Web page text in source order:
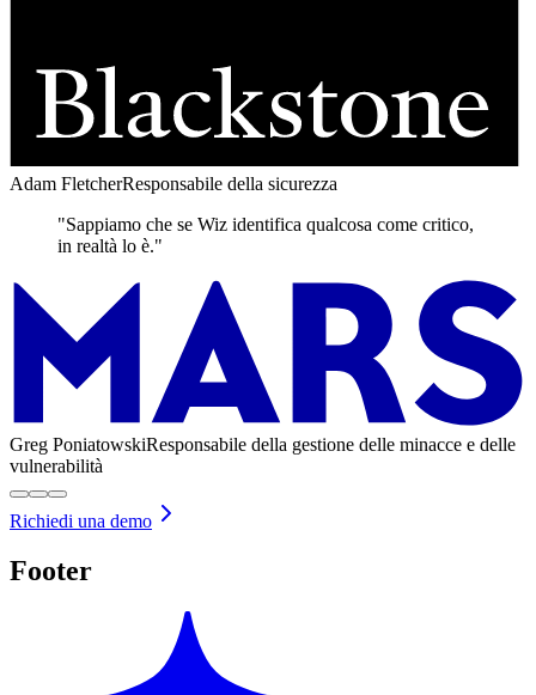
Adam FletcherResponsabile della sicurezza
"Sappiamo che se Wiz identifica qualcosa come critico,
in realtà lo è."
Greg PoniatowskiResponsabile della gestione delle minacce e delle
vulnerabilità
Richiedi una demo
Footer